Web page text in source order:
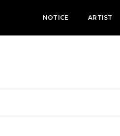
NOTICE ARTIST